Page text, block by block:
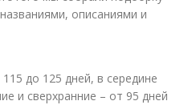
описаниями и
до 125 дней, в середине
и сверхранние – от 95 дней